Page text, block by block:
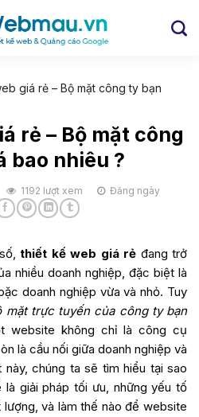
giá rẻ – Bộ mặt công ty bạn
rẻ – Bộ mặt công
bao nhiêu ?
1192 lượt xem
Đăng ngày
thiết kế web giá rẻ đang trở
nhiều doanh nghiệp, đặc biệt là
doanh nghiệp vừa và nhỏ. Tuy
mặt trực tuyến của công ty bạn
website không chỉ là công cụ
là cầu nối giữa doanh nghiệp và
chúng ta sẽ tìm hiểu tại sao
giải pháp tối ưu, những yếu tố
và làm thế nào để website